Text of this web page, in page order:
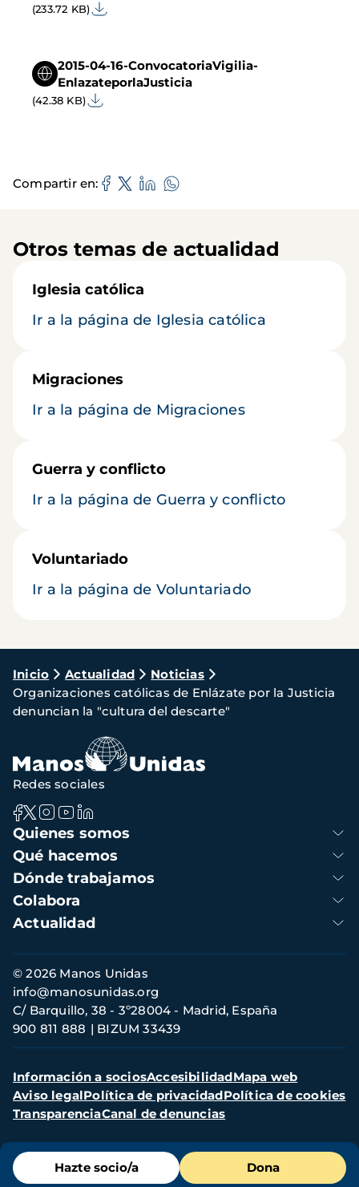
(233.72 KB)
2015-04-16-ConvocatoriaVigilia-
EnlazateporlaJusticia
(42.38 KB)
Compartir en
Otros temas de actualidad
Iglesia católica
Ir a la página de Iglesia católica
Migraciones
Ir a la página de Migraciones
Guerra y conflicto
Ir a la página de Guerra y conflicto
Voluntariado
Ir a la página de Voluntariado
Ruta
de
navegación
Inicio Actualidad
Noticias
Organizaciones católicas de Enlázate por la Justicia
denuncian la "cultura del descarte"
Menú
de
Hazte socio/a Dona
Navegación
principal
Quienes somos
Qué hacemos
Dónde trabajamos
Colabora
Actualidad
Redes sociales
Información
de
contacto
© 2026 Manos Unidas
C/ Barquillo, 38 - 3º28004 - Madrid, España
900 811 888
BIZUM 33439
info@manosunidas.org
Menú
secundario
Información a sociosAccesibilidadMapa web
Aviso legalPolítica de privacidadPolítica de cookies
TransparenciaCanal de denuncias